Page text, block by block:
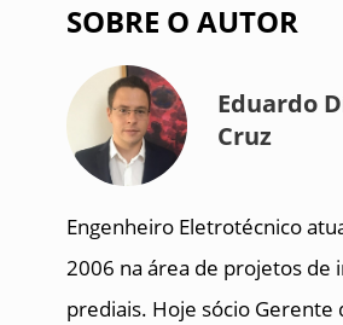
SOBRE O AUTOR
Eduardo
Cruz
Engenheiro Eletrotécnico
2006 na área de projetos de
prediais. Hoje sócio Gerente